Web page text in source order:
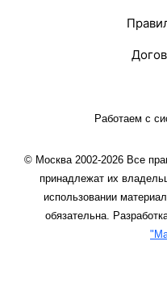
Работаем с
© Москва 2002-2026 Все
принадлежат их
использовании
обязательна.